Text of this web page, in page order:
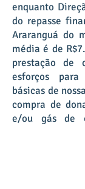
enquanto
do repasse
Araranguá do
média é de
prestação de
esforços para
básicas de
compra de
e/ou gás de